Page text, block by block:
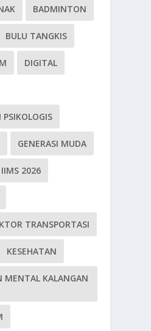
BADMINTON
BULU TANGKIS
DIGITAL
GENERASI MUDA
IIMS 2026
TRANSPORTASI
KESEHATAN
MENTAL KALANGAN